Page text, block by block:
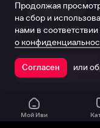
Виталий Шляппо
Продюсер
Мой Иви
Продолжая
на сбор и
нами в соответствии
о
Согласен или